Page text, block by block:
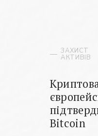
ЗАХИСТ
АКТИВІВ
Bitcoin